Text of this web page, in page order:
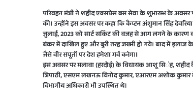
a
i
l
परिवहन मंत्री ने शहीद एक्सप्रेस बस सेवा के शुभारम्भ के अवसर
की। उन्होंने इस अवसर पर कहा कि कैप्टन अंशुमान सिंह
जुलाई, 2023 को सार्ट सर्किट की वजह से आग लगने के
बंकर में दाखिल हुए और बुरी तरह जख्मी हो गये। बाद में इलाज
जैसे वीर सपूतों पर देश हमेशा गर्व करेगा।
इस अवसर पर मलावा (हरदोई) के विधायक आशू सिंह,
त्रिपाठी, एसएम लखनऊ विनोद कुमार, एआरएम अशोक कुमार
विभागीय अधिकारी भी उपस्थित थे।